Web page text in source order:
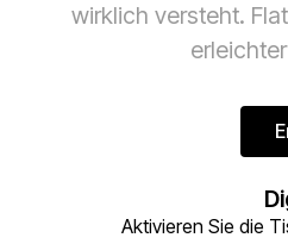
wirklich versteht.
Aktivieren Sie die